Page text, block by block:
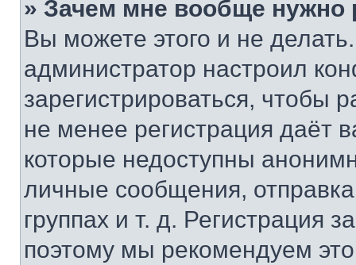
» Зачем мне вообще нужно
Вы можете этого и не
администратор настроил
зарегистрироваться, чтобы
не менее регистрация даёт
которые недоступны
личные сообщения,
группах и т. д. Регистрация
поэтому мы рекомендуем